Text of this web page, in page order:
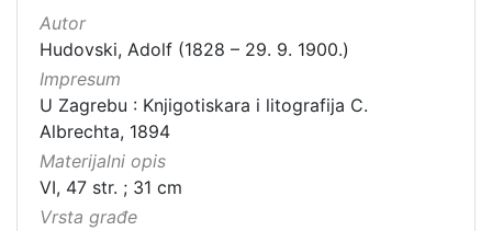
Autor
Hudovski, Adolf (1828 – 29. 9. 1900.)
Impresum
U Zagrebu : Knjigotiskara i litografija C.
Albrechta, 1894
Materijalni opis
VI, 47 str. ; 31 cm
Vrsta građe